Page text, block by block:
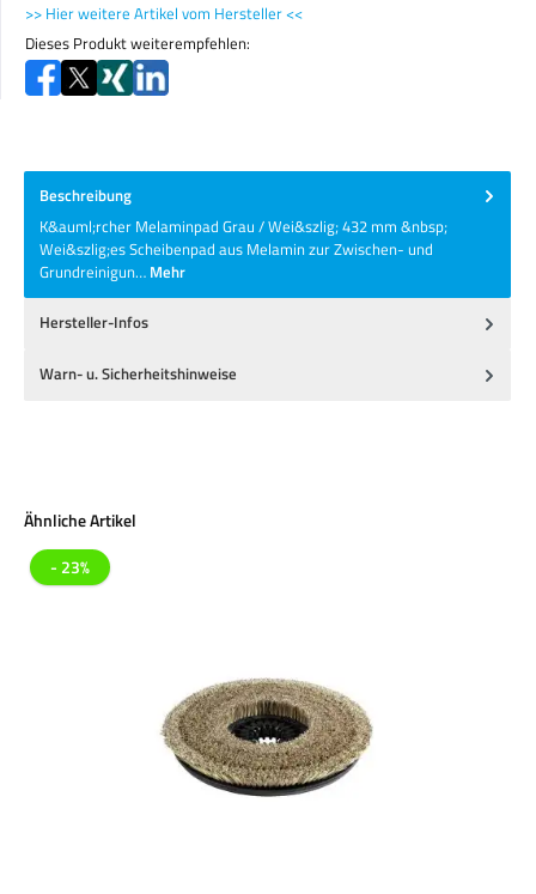
>> Hier weitere Artikel vom Hersteller <<
Dieses Produkt weiterempfehlen:
Beschreibung
K&auml;rcher Melaminpad Grau / Wei&szlig; 432 mm &nbsp;
Wei&szlig;es Scheibenpad aus Melamin zur Zwischen- und
Grundreinigun… Mehr
Hersteller-Infos
Warn- u. Sicherheitshinweise
Produktgalerie überspringen
Ähnliche Artikel
- 23%